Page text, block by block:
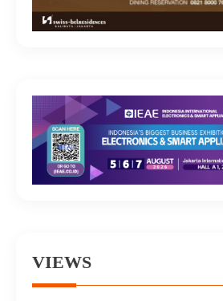
VIEWS